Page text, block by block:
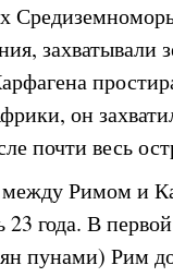
захватывали
он
почти весь
Римом и
23 года. В
пунами) Рим